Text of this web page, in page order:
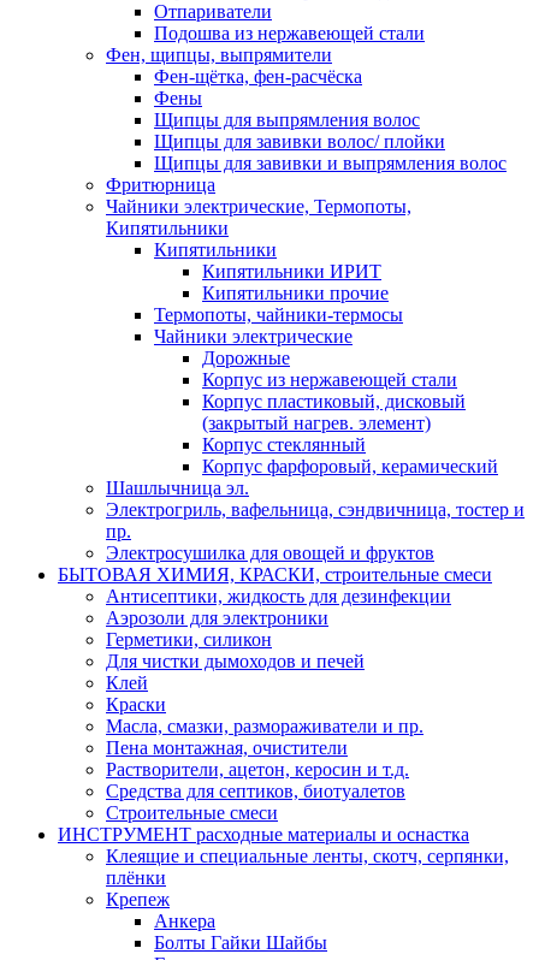
Отпариватели
Подошва из нержавеющей стали
Фен, щипцы, выпрямители
Фен-щётка, фен-расчёска
Фены
Щипцы для выпрямления волос
Щипцы для завивки волос/ плойки
Щипцы для завивки и выпрямления волос
Фритюрница
Чайники электрические, Термопоты,
Кипятильники
Кипятильники
Кипятильники ИРИТ
Кипятильники прочие
Термопоты, чайники-термосы
Чайники электрические
Дорожные
Корпус из нержавеющей стали
Корпус пластиковый, дисковый
(закрытый нагрев. элемент)
Корпус стеклянный
Корпус фарфоровый, керамический
Шашлычница эл.
Электрогриль, вафельница, сэндвичница, тостер и
пр.
Электросушилка для овощей и фруктов
БЫТОВАЯ ХИМИЯ, КРАСКИ, строительные смеси
Антисептики, жидкость для дезинфекции
Аэрозоли для электроники
Герметики, силикон
Для чистки дымоходов и печей
Клей
Краски
Масла, смазки, размораживатели и пр.
Пена монтажная, очистители
Растворители, ацетон, керосин и т.д.
Средства для септиков, биотуалетов
Строительные смеси
ИНСТРУМЕНТ расходные материалы и оснастка
Клеящие и специальные ленты, скотч, серпянки,
плёнки
Крепеж
Анкера
Болты Гайки Шайбы